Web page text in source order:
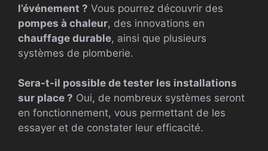
l’événement ? Vous pourrez découvrir des
pompes à chaleur, des innovations en
chauffage durable, ainsi que plusieurs
systèmes de plomberie.
Sera-t-il possible de tester les installations
sur place ? Oui, de nombreux systèmes seront
en fonctionnement, vous permettant de les
essayer et de constater leur efficacité.